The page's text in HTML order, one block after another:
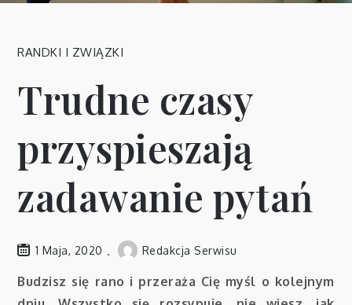
RANDKI I ZWIĄZKI
Trudne czasy
przyspieszają
zadawanie pytań
1 Maja, 2020 Redakcja Serwisu
Budzisz się rano i przeraża Cię myśl o kolejnym